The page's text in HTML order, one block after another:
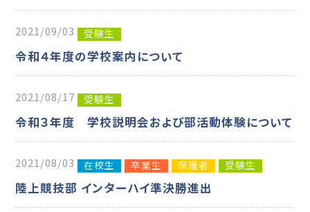
2021/09/03 受験生
令和４年度の学校案内について
2021/08/17 受験生
令和３年度 学校説明会および部活動体験について
2021/08/03 在校生 卒業生 保護者 受験生
陸上競技部 インターハイ準決勝進出